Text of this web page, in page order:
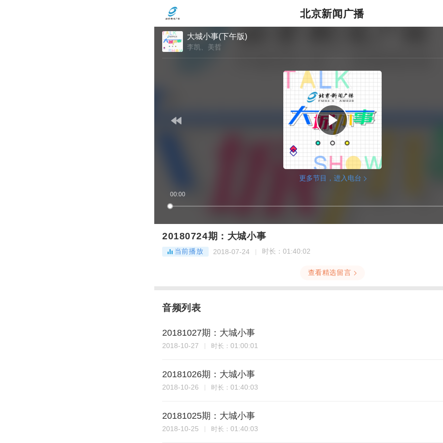
北京新闻广播
大城小事(下午版)
李凯、美哲
更多节目，进入电台
00:00
20180724期：大城小事
当前播放 2018-07-24 时长： 01:40:02
查看精选留言
音频列表
20181027期：大城小事
2018-10-27 时长： 01:00:01
20181026期：大城小事
2018-10-26 时长： 01:40:03
20181025期：大城小事
2018-10-25 时长： 01:40:03